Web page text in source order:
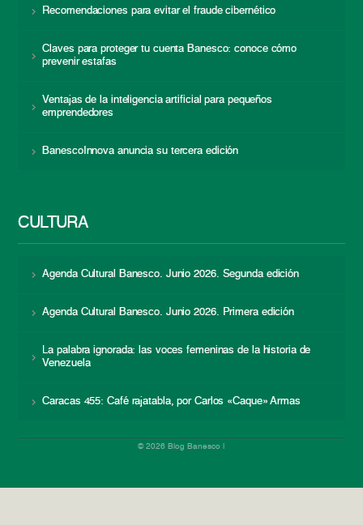
Recomendaciones para evitar el fraude cibernético
Claves para proteger tu cuenta Banesco: conoce cómo
prevenir estafas
Ventajas de la inteligencia artificial para pequeños
emprendedores
BanescoInnova anuncia su tercera edición
CULTURA
Agenda Cultural Banesco. Junio 2026. Segunda edición
Agenda Cultural Banesco. Junio 2026. Primera edición
La palabra ignorada: las voces femeninas de la historia de
Venezuela
Caracas 455: Café rajatabla, por Carlos «Caque» Armas
© 2026 Blog Banesco |